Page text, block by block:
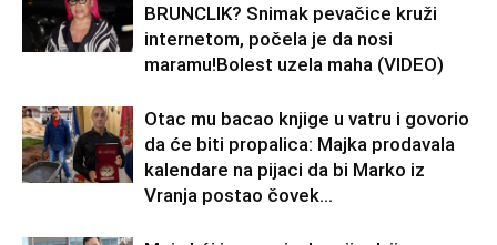
BRUNCLIK? Snimak pevačice kruži
internetom, počela je da nosi
maramu!Bolest uzela maha (VIDEO)
Otac mu bacao knjige u vatru i govorio
da će biti propalica: Majka prodavala
kalendare na pijaci da bi Marko iz
Vranja postao čovek...